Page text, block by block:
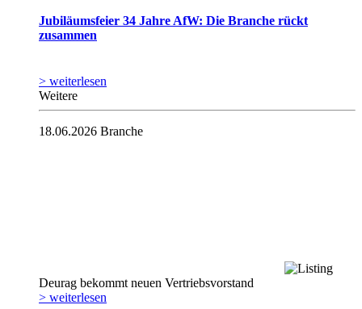
Jubiläumsfeier 34 Jahre AfW: Die Branche rückt
zusammen
> weiterlesen
Weitere
18.06.2026 Branche
Deurag bekommt neuen Vertriebsvorstand
> weiterlesen